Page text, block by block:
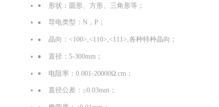
形状：圆形、方形、三角形等；
导电类型：N，P；
晶向：<100>,<110>,<111>,各种特种晶向；
直径：5-300mm；
电阻率：0.001-20000Ω.cm；
直径公差：≤0.03mm；